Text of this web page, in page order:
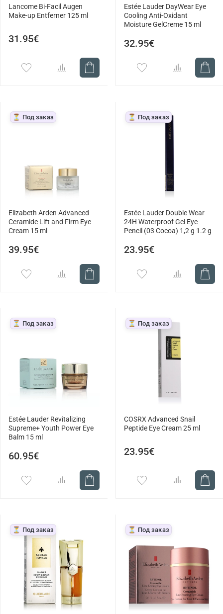
Lancome Bi-Facil Augen
Make-up Entferner 125 ml
31.95€
Estée Lauder DayWear Eye
Cooling Anti-Oxidant
Moisture GelCreme 15 ml
32.95€
⏳ Под заказ
Elizabeth Arden Advanced
Ceramide Lift and Firm Eye
Cream 15 ml
39.95€
⏳ Под заказ
Estée Lauder Double Wear
24H Waterproof Gel Eye
Pencil (03 Cocoa) 1,2 g 1.2 g
23.95€
⏳ Под заказ
Estée Lauder Revitalizing
Supreme+ Youth Power Eye
Balm 15 ml
60.95€
⏳ Под заказ
COSRX Advanced Snail
Peptide Eye Cream 25 ml
23.95€
⏳ Под заказ ⏳ Под заказ